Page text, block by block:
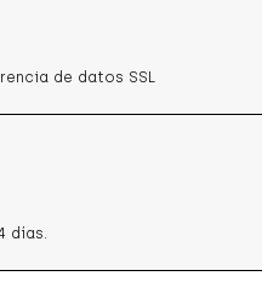
de datos SSL
días.